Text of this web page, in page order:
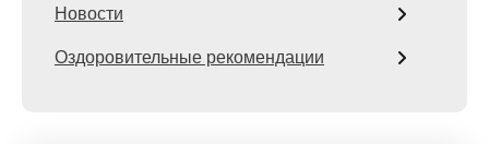
Новости
Оздоровительные рекомендации